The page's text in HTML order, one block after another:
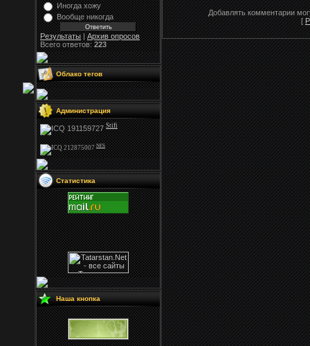
Иногда хожу
Вообще никогда
Результаты|Архив опросов
Всего ответов:223
Облако тегов
Администрация
Stifi
NFS
Статистика
Наша кнопка
Добавлять комментарии
[